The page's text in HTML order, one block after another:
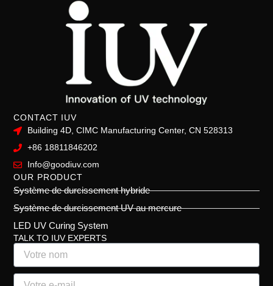
CONTACT IUV
Building 4D, CIMC Manufacturing Center, CN 528313
+86 18811846202
Info@goodiuv.com
OUR PRODUCT
Système de durcissement hybride
Système de durcissement UV au mercure
LED UV Curing System
TALK TO IUV EXPERTS